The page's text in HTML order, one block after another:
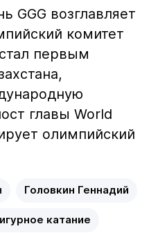
GGG возглавляет
комитет
первым
главы World
олимпийский
Головкин Геннадий
катание